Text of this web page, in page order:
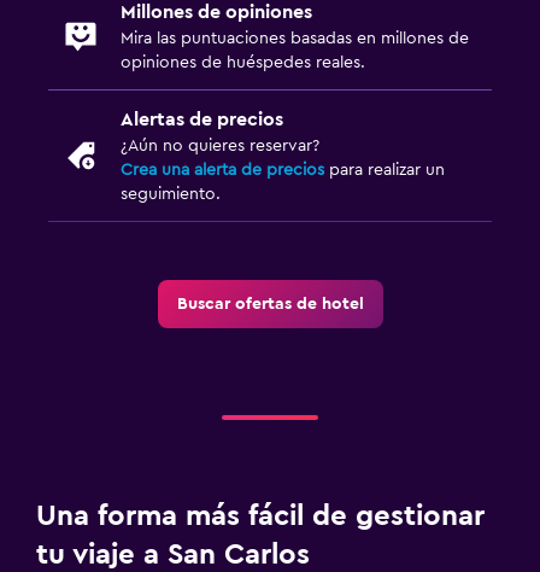
Millones de opiniones
Mira las puntuaciones basadas en millones de
opiniones de huéspedes reales.
Alertas de precios
¿Aún no quieres reservar?
Crea una alerta de precios para realizar un
seguimiento.
Buscar ofertas de hotel
Una forma más fácil de gestionar
tu viaje a San Carlos